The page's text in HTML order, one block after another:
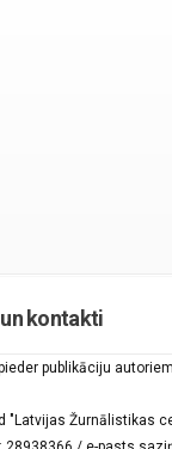
kontakti
publikāciju autoriem.
"Latvijas Žurnālistikas